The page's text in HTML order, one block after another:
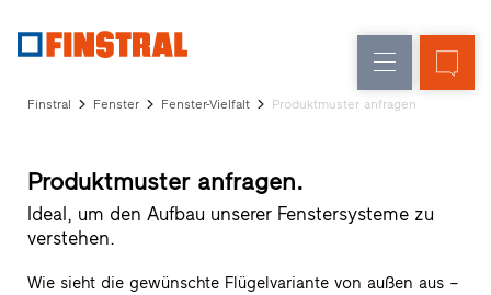
Glaswände
Partner-
Programm
Händlersuche
Finstral Fenster Fenster-Vielfalt Produktmuster anfragen
Produktmuster anfragen.
Ideal, um den Aufbau unserer Fenstersysteme zu
verstehen.
Wie sieht die gewünschte Flügelvariante von außen aus –